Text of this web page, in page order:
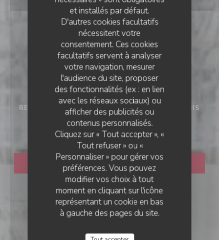
et installés par défaut.
D'autres cookies facultatifs
nécessitent votre
consentement. Ces cookies
facultatifs servent à analyser
votre navigation, mesurer
l'audience du site, proposer
des fonctionnalités (ex : en lien
avec les réseaux sociaux) ou
afficher des publicités ou
contenus personnalisés.
Cliquez sur « Tout accepter », «
Tout refuser » ou «
Personnaliser » pour gérer vos
préférences. Vous pouvez
modifier vos choix à tout
moment en cliquant sur l'icône
représentant un cookie en bas
à gauche des pages du site.
RESTAURANT TRADITIONNEL FRANÇAIS PARIS
D'CHEZ EUX
RÉSERVER
D'CHEZ EUX